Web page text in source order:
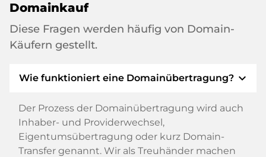
Domainkauf
Diese Fragen werden häufig von Domain-
Käufern gestellt.
Wie funktioniert eine Domainübertragung? expand_more
Der Prozess der Domainübertragung wird auch
Inhaber- und Providerwechsel,
Eigentumsübertragung oder kurz Domain-
Transfer genannt. Wir als Treuhänder machen